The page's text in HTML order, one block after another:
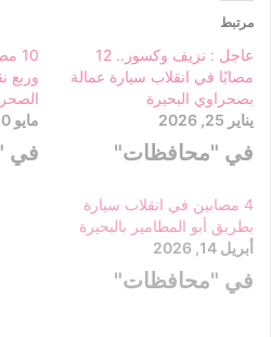
مرتبط
عاجل : نزيف وكسور.. 12
مصابًا في انقلاب سيارة عمالة
بصحراوي البحيرة
يناير 25, 2026
في "محافظات"
وربع
مايو 20, 2026
في
4 مصابين في انقلاب سيارة
بطريق أبو المطامير بالبحيرة
أبريل 14, 2026
في "محافظات"